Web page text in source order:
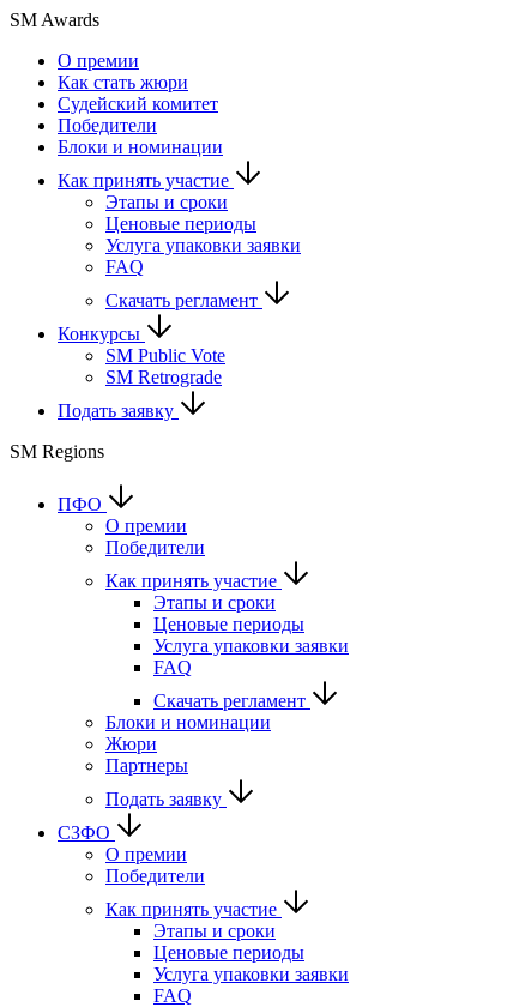
SM Awards
О премии
Как стать жюри
Судейский комитет
Победители
Блоки и номинации
Как принять участие
Этапы и сроки
Ценовые периоды
Услуга упаковки заявки
FAQ
Скачать регламент
Конкурсы
SM Public Vote
SM Retrograde
Подать заявку
SM Regions
ПФО
О премии
Победители
Как принять участие
Этапы и сроки
Ценовые периоды
Услуга упаковки заявки
FAQ
Скачать регламент
Блоки и номинации
Жюри
Партнеры
Подать заявку
СЗФО
О премии
Победители
Как принять участие
Этапы и сроки
Ценовые периоды
Услуга упаковки заявки
FAQ